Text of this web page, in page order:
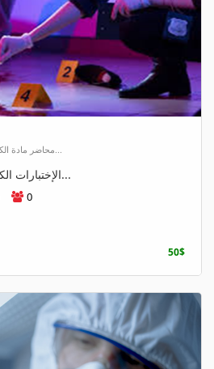
محاضر مادة الكيمياء وباحث في الطاقة...
الإختبارات الكيميائية للأدلة الجنائية في م...
0
50$